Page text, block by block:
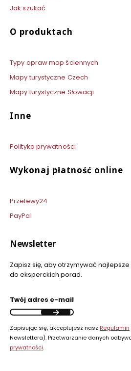
Jak szukać
O produktach
Typy opraw map ściennych
Mapy turystyczne Czech
Mapy turystyczne Słowacji
Inne
Polityka prywatności
Wykonaj płatność online
Przelewy24
PayPal
Newsletter
Zapisz się, aby otrzymywać
do eksperckich porad.
Twój adres e-mail
Zapisując się, akceptujesz nasz Regulamin
Newslettera). Przetwarzanie danych
prywatności.